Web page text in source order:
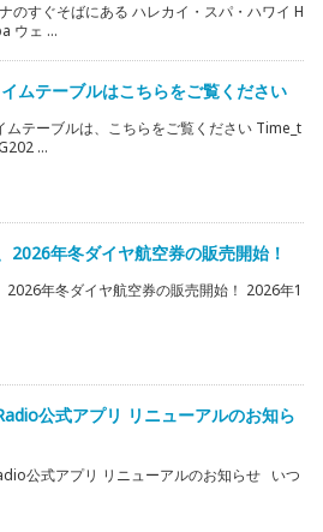
のすぐそばにある ハレカイ・スパ・ハワイ H
ウェ ...
ムテーブルはこちらをご覧ください
ムテーブルは、こちらをご覧ください Time_t
...
2026年冬ダイヤ航空券の販売開始！
2026年冬ダイヤ航空券の販売開始！ 2026年1
公式アプリ リニューアルのお知ら
公式アプリ リニューアルのお知らせ いつ